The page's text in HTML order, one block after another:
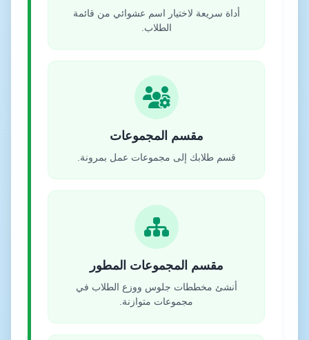
أداة سريعة لاختيار اسم عشوائي من قائمة
الطلاب.
مقسم المجموعات
قسم طلابك إلى مجموعات عمل بمرونة.
مقسم المجموعات المطور
أنشئ مخططات جلوس ووزع الطلاب في
مجموعات متوازنة.